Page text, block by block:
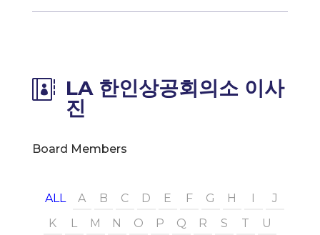
 LA 한인상공회의소 이사
진
Board Members
ALL A B C D E F G H
J
K
L M N O P Q R S T
U